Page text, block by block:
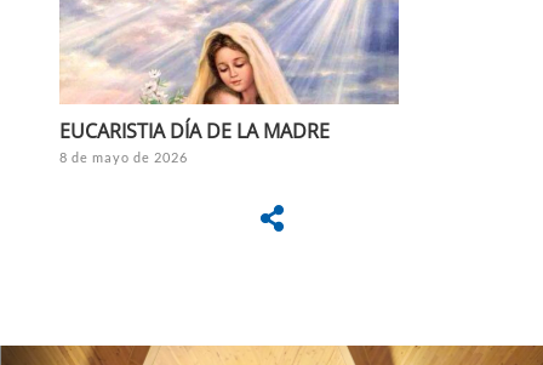
EUCARISTIA DÍA DE LA MADRE
8 de mayo de 2026